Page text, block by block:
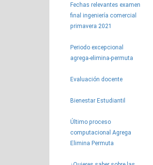
Fechas relevantes examen
final ingeniería comercial
primavera 2021
Periodo excepcional
agrega-elimina-permuta
Evaluación docente
Bienestar Estudiantil
Último proceso
computacional Agrega
Elimina Permuta